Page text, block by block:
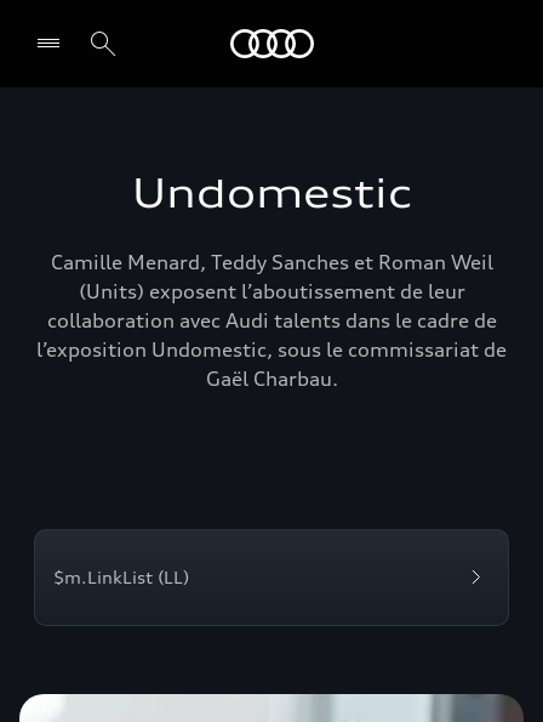
Undomestic
Camille Menard, Teddy Sanches et Roman Weil
(Units) exposent l’aboutissement de leur
collaboration avec Audi talents dans le cadre de
l’exposition Undomestic, sous le commissariat de
Gaël Charbau.
$m.LinkList (LL)